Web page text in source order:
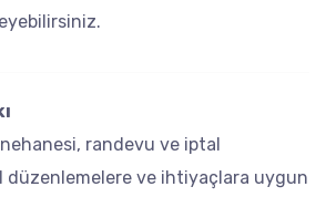
randevu ve iptal
düzenlemelere ve ihtiyaçlara uygun